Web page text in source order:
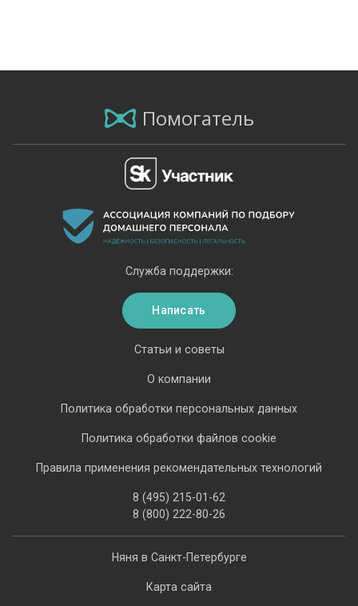
Помогатель
Няня в Санкт-Петербурге
Карта сайта
Статьи и советы
О компании
Политика обработки персональных данных
Политика обработки файлов cookie
Правила применения рекомендательных технологий
8 (495) 215-01-62
8 (800) 222-80-26
Служба поддержки:
Написать